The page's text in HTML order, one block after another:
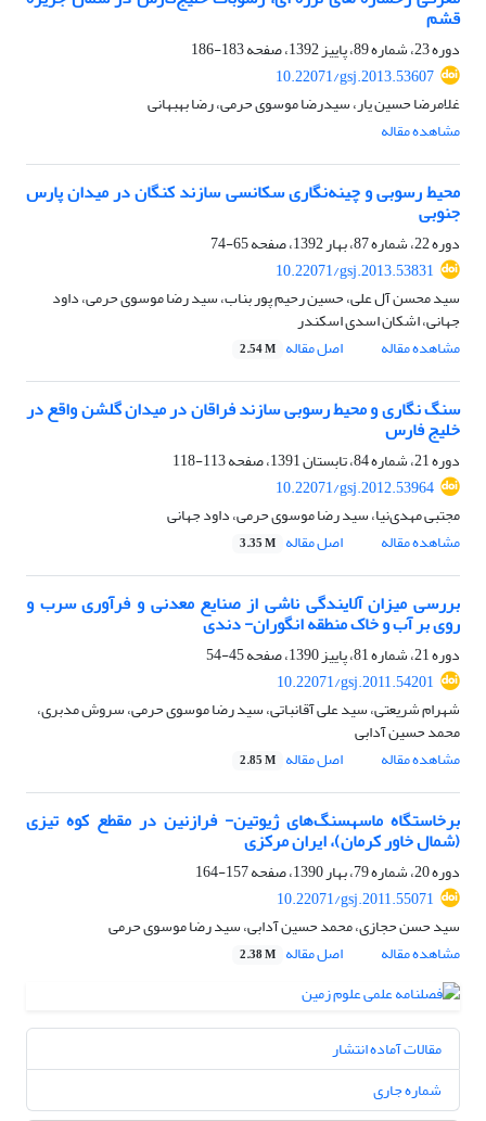
قشم
دوره 23، شماره 89، پاییز 1392، صفحه
183-186
10.22071/gsj.2013.53607
غلامرضا حسین یار، سیدرضا موسوی حرمی، رضا بهبهانی
مشاهده مقاله
محیط رسوبی و چینه‌نگاری سکانسی سازند کنگان در میدان پارس
جنوبی
دوره 22، شماره 87، بهار 1392، صفحه
65-74
10.22071/gsj.2013.53831
سید محسن آل علی، حسین رحیم پور بناب، سید رضا موسوی حرمی، داود
جهانی، اشکان اسدی اسکندر
مشاهده مقاله
اصل مقاله 2.54 M
سنگ نگاری و محیط رسوبی سازند فراقان در میدان گلشن واقع در
خلیج فارس
دوره 21، شماره 84، تابستان 1391، صفحه
113-118
10.22071/gsj.2012.53964
مجتبی مهدی‌نیا، سید رضا موسوی حرمی، داود جهانی
مشاهده مقاله
اصل مقاله 3.35 M
بررسی میزان آلایندگی ناشی از صنایع معدنی و فرآوری سرب و
روی بر آب و خاک منطقه انگوران- دندی
دوره 21، شماره 81، پاییز 1390، صفحه
45-54
10.22071/gsj.2011.54201
شهرام شریعتی، سید علی آقانباتی، سید رضا موسوی حرمی، سروش مدبری،
محمد حسین آدابی
مشاهده مقاله
اصل مقاله 2.85 M
برخاستگاه ماسه‎سنگ‌های ژیوتین- فرازنین در مقطع کوه تیزی
(شمال خاور کرمان)، ایران مرکزی
دوره 20، شماره 79، بهار 1390، صفحه
157-164
10.22071/gsj.2011.55071
سید حسن حجازی، محمد حسین آدابی، سید رضا موسوی حرمی
مشاهده مقاله
اصل مقاله 2.38 M
مقالات آماده انتشار
شماره جاری